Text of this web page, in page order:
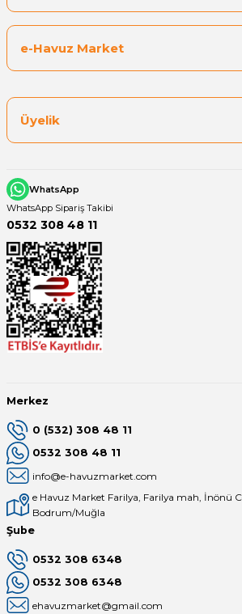
e-Havuz Market
Üyelik
WhatsApp
WhatsApp Sipariş Takibi
0532 308 48 11
Merkez
0 (532) 308 48 11
0532 308 48 11
info@e-havuzmarket.com
e Havuz Market Farilya, Farilya mah, İnönü
Bodrum/Muğla
Şube
0532 308 6348
0532 308 6348
ehavuzmarket@gmail.com